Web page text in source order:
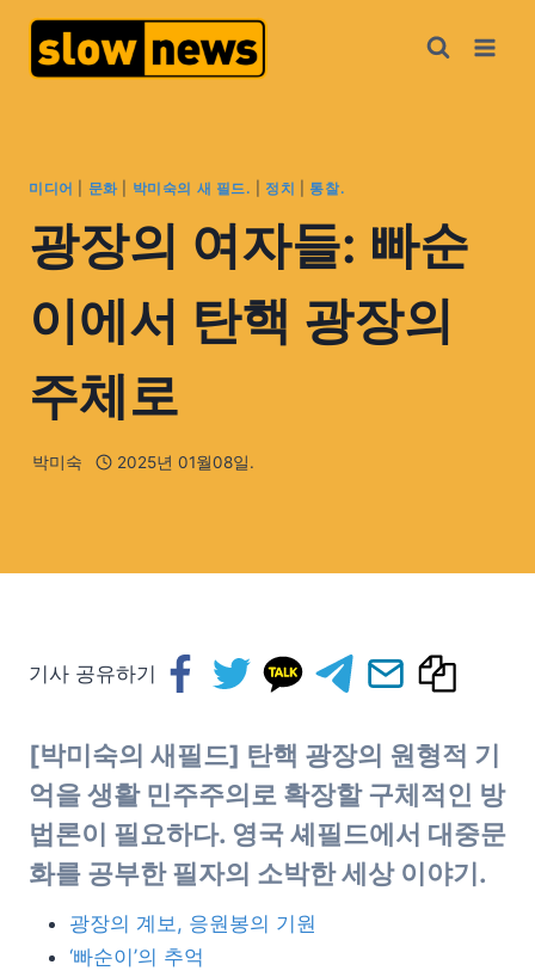
미디어 문화| 박미숙의 새 필드. 정치 통찰.
광장의 여자들: 빠순
이에서 탄핵 광장의
주체로
박미숙 2025년 01월08일.
기사 공유하기
[박미숙의 새필드] 탄핵 광장의 원형적 기
억을 생활 민주주의로 확장할 구체적인 방
법론이 필요하다. 영국 셰필드에서 대중문
화를 공부한 필자의 소박한 세상 이야기.
광장의 계보, 응원봉의 기원
‘빠순이’의 추억